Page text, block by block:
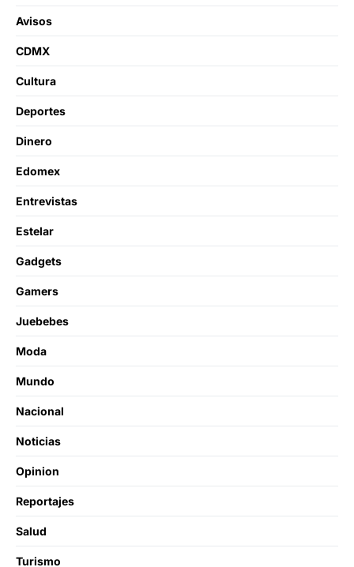
Avisos
CDMX
Cultura
Deportes
Dinero
Edomex
Entrevistas
Estelar
Gadgets
Gamers
Juebebes
Moda
Mundo
Nacional
Noticias
Opinion
Reportajes
Salud
Turismo